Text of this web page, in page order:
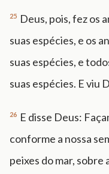
25 Deus, pois, fez os
suas espécies, e os
suas espécies, e
suas espécies. E viu
26 E disse Deus:
conforme a nossa
peixes do mar, sobre